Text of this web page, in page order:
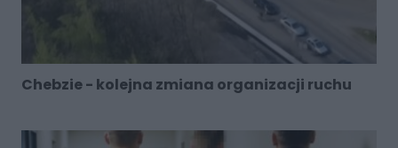
Chebzie - kolejna zmiana organizacji ruchu